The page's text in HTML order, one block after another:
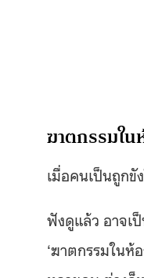
ฆาตกรรมใ
เมื่อคนเป็นถูก
ฟังดูแล้ว อาจเ
‘ฆาตกรรมในห้